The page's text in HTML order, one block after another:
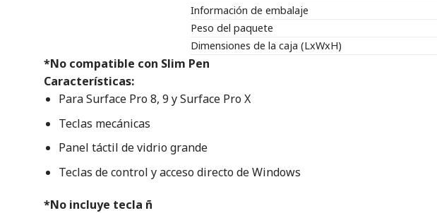
Información de embalaje
Peso del paquete
Dimensiones de la caja (LxWxH)
*No compatible con Slim Pen
Características:
‎Para Surface Pro 8, 9 y Surface Pro X‎
‎Teclas mecánicas‎
‎Panel táctil de vidrio grande‎
‎Teclas de control y acceso directo de Windows
*No incluye tecla ñ